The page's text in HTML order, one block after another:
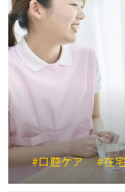
#口腔ケア #在